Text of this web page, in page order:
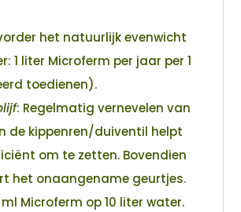
het natuurlijk evenwicht
1 liter Microferm per jaar per 1
toedienen).
: Regelmatig vernevelen van
de kippenren/duiventil helpt
om te zetten. Bovendien
het onaangename geurtjes.
ml Microferm op 10 liter water.